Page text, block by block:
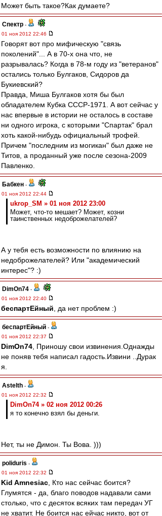
Может быть такое?Как думаете?
Спектр -
01 ноя 2012 22:46
Говорят вот про мифическую "связь
поколений"... А в 70-х она что, не
разрывалась? Когда в 78-м году из "ветеранов"
остались только Булгаков, Сидоров да
Букиевский?
Правда, Миша Булгаков хотя бы был
обладателем Кубка СССР-1971. А вот сейчас у
нас впервые в истории не осталось в составе
ни одного игрока, с которыми "Спартак" брал
хоть какой-нибудь официальный трофей.
Причем "последним из могикан" был даже не
Титов, а проданный уже после сезона-2009
Павленко.
Бабкен -
01 ноя 2012 22:44
ukrop_SM » 01 ноя 2012 23:00
Может, что-то мешает? Может, козни
таинственных недоброжелателей?
А у тебя есть возможности по влиянию на
недоброжелателей? Или "академический
интерес"? :)
DimOn74 -
01 ноя 2012 22:40
беспартЕйный , да нет проблем :)
беспартЕйный -
01 ноя 2012 22:37
DimOn74 , Приношу свои извинения.Однажды
не поняв тебя написал гадость.Извини ..Дурак
я.
Astelth -
01 ноя 2012 22:32
DimOn74 » 02 ноя 2012 00:26
я то конечно взял бы деньги.
Нет, ты не Димон. Ты Вова. )))
poliduris -
01 ноя 2012 22:32
Kid Amnesiac , Кто нас сейчас боится?
Глумятся - да, благо поводов надавали сами
столько, что с десяток всяких там передач УГ
не хватит. Не боится нас ейчас никто, вот от